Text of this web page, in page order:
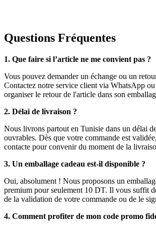
Questions Fréquentes
1. Que faire si l’article ne me convient pas ?
Vous pouvez demander un échange ou un
Contactez notre service client via WhatsApp
organiser le retour de l'article dans son
2. Délai de livraison ?
Nous livrons partout en Tunisie dans un délai
ouvrables. Dès que votre commande est
contacte pour convenir du moment de la
3. Un emballage cadeau est-il disponible ?
Oui, absolument ! Nous proposons un
premium pour seulement 10 DT. Il vous suffit
de la validation de votre commande ou de le
4. Comment profiter de mon code promo